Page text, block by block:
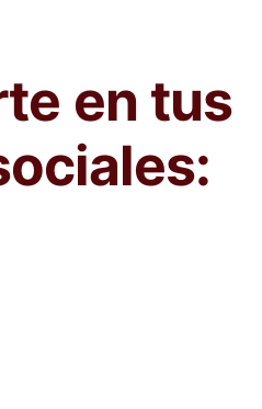
en tus